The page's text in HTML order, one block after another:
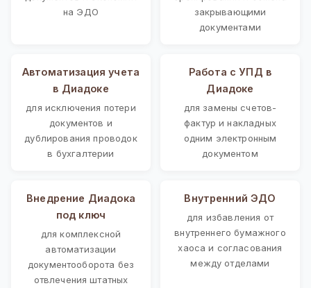
на ЭДО
закрывающими
документами
Автоматизация учета
в Диадоке
для исключения потери
документов и
дублирования проводок
в бухгалтерии
Работа с УПД в
Диадоке
для замены счетов-
фактур и накладных
одним электронным
документом
Внедрение Диадока
под ключ
для комплексной
автоматизации
документооборота без
отвлечения штатных
Внутренний ЭДО
для избавления от
внутреннего бумажного
хаоса и согласования
между отделами